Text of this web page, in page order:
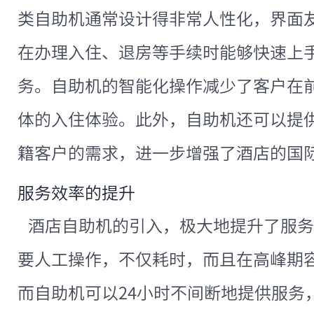
类自助机通常设计得非常人性化，界面
在办理入住、退房等手续时能够快速上
务。自助机的智能化操作减少了客户在
体的入住体验。此外，自助机还可以提
籍客户的需求，进一步增强了酒店的国
服务效率的提升
酒店自助机的引入，极大地提升了服
要人工操作，不仅耗时，而且在高峰期
而自助机可以24小时不间断地提供服务